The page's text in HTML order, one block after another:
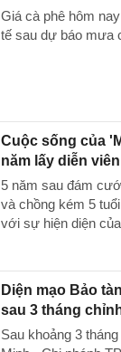
Giá cà phê hôm
tế sau dự báo mưa
Cuộc sống của
năm lấy diễn
5 năm sau đám
và chồng kém 5
với sự hiện diện
Diện mạo Bảo
sau 3 tháng
Sau khoảng 3